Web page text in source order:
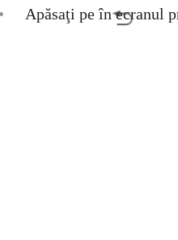
•
Apăsaţi pe în ecranul